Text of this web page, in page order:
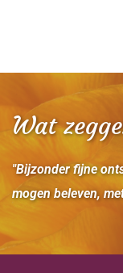
Wat
"Bijzonder fijne
mogen beleven,